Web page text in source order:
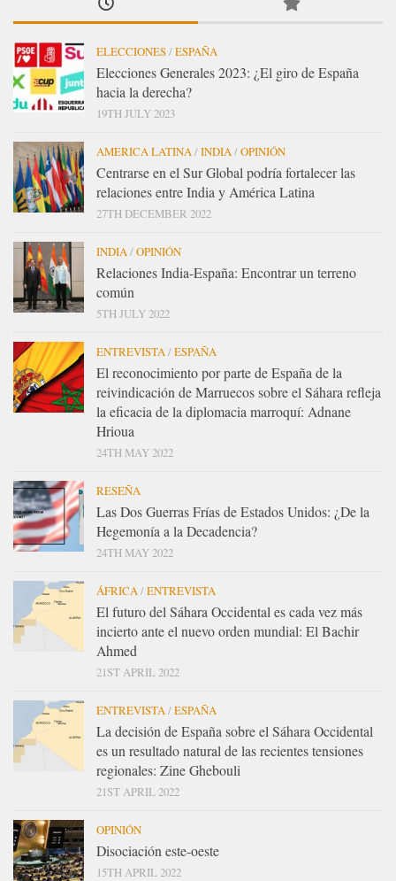
ELECCIONES/ESPAÑA
Elecciones Generales 2023: ¿El giro de España
hacia la derecha?
19TH JULY 2023
AMERICA LATINA/INDIA/OPINIÓN
Centrarse en el Sur Global podría fortalecer las
relaciones entre India y América Latina
27TH DECEMBER 2022
INDIA/OPINIÓN
Relaciones India-España: Encontrar un terreno
común
5TH JULY 2022
ENTREVISTA/ESPAÑA
El reconocimiento por parte de España de la
reivindicación de Marruecos sobre el Sáhara refleja
la eficacia de la diplomacia marroquí: Adnane
Hrioua
24TH MAY 2022
RESEÑA
Las Dos Guerras Frías de Estados Unidos: ¿De la
Hegemonía a la Decadencia?
24TH MAY 2022
ÁFRICA/ENTREVISTA
El futuro del Sáhara Occidental es cada vez más
incierto ante el nuevo orden mundial: El Bachir
Ahmed
21ST APRIL 2022
ENTREVISTA/ESPAÑA
La decisión de España sobre el Sáhara Occidental
es un resultado natural de las recientes tensiones
regionales: Zine Ghebouli
21ST APRIL 2022
OPINIÓN
Disociación este-oeste
15TH APRIL 2022